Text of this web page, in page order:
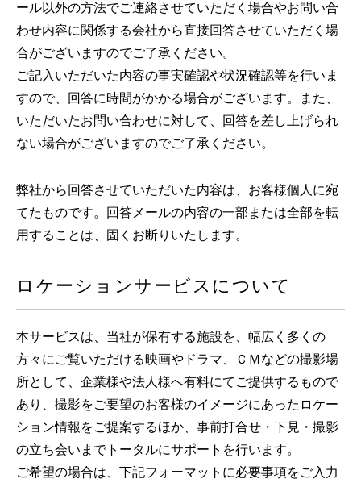
各駅情報一覧
トロッコ嵯峨駅
トロッコ嵐山駅
トロッコ保津峡駅
tourist attractions
周辺観光スポット
嵯峨エリア
保津峡エリア
亀岡エリア
チケット予約はこちら
ール以外の方法でご連絡させていただく場合やお問い合
わせ内容に関係する会社から直接回答させていただく場
合がございますのでご了承ください。
ご記入いただいた内容の事実確認や状況確認等を行いま
すので、回答に時間がかかる場合がございます。また、
いただいたお問い合わせに対して、回答を差し上げられ
ない場合がございますのでご了承ください。
弊社から回答させていただいた内容は、お客様個人に宛
てたものです。回答メールの内容の一部または全部を転
用することは、固くお断りいたします。
ロケーションサービスについて
本サービスは、当社が保有する施設を、幅広く多くの
方々にご覧いただける映画やドラマ、ＣＭなどの撮影場
所として、企業様や法人様へ有料にてご提供するもので
あり、撮影をご要望のお客様のイメージにあったロケー
ション情報をご提案するほか、事前打合せ・下見・撮影
の立ち会いまでトータルにサポートを行います。
ご希望の場合は、下記フォーマットに必要事項をご入力